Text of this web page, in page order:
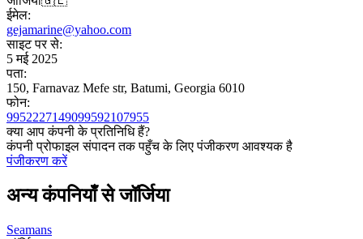
ईमेल:
gejamarine@yahoo.com
साइट पर से:
5 मई 2025
पता:
150, Farnavaz Mefe str, Batumi, Georgia 6010
फोन:
9952227149099592107955
क्या आप कंपनी के प्रतिनिधि हैं?
कंपनी प्रोफाइल संपादन तक पहुँच के लिए पंजीकरण आवश्यक है
पंजीकरण करें
अन्य कंपनियाँ से जॉर्जिया
Seamans